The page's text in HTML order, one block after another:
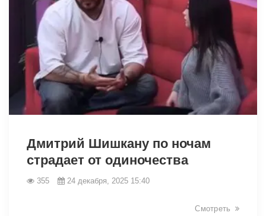
Дмитрий Шишкану по ночам
страдает от одиночества
355 24 декабря, 2025 15:40
Смотреть